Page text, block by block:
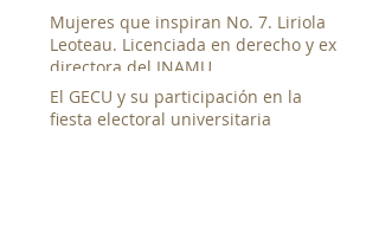
Mujeres que inspiran No. 7. Liriola
Leoteau. Licenciada en derecho y ex
directora del INAMU
El GECU y su participación en la
fiesta electoral universitaria